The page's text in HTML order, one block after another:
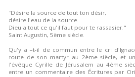
"Désire la source de tout ton désir,
désire l'eau de la source.
Dieu a tout ce qu'il faut pour te rassasier."
Saint Augustin, 5ème siècle.
Qu'y a –t-il de commun entre le cri
route de son martyr au 2ème siècle, et
l'évêque Cyrille de Jérusalem au 4ème
entre un commentaire des Écritures par